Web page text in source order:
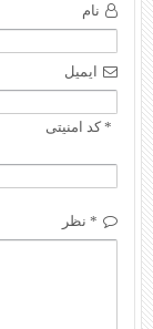
نام
ایمیل
* کد امنیتی
* نظر